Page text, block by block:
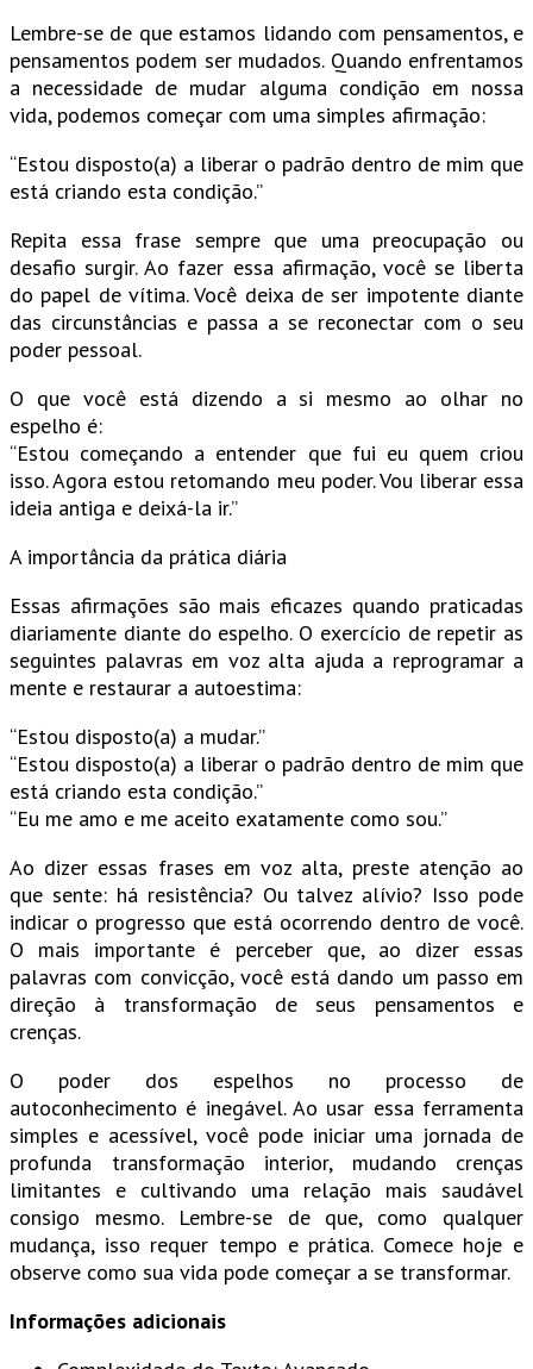
Lembre-se de que estamos lidando com pensamentos, e
pensamentos podem ser mudados. Quando enfrentamos
a necessidade de mudar alguma condição em nossa
vida, podemos começar com uma simples afirmação:
“Estou disposto(a) a liberar o padrão dentro de mim que
está criando esta condição.”
Repita essa frase sempre que uma preocupação ou
desafio surgir. Ao fazer essa afirmação, você se liberta
do papel de vítima. Você deixa de ser impotente diante
das circunstâncias e passa a se reconectar com o seu
poder pessoal.
O que você está dizendo a si mesmo ao olhar no
espelho é:
“Estou começando a entender que fui eu quem criou
isso. Agora estou retomando meu poder. Vou liberar essa
ideia antiga e deixá-la ir.”
A importância da prática diária
Essas afirmações são mais eficazes quando praticadas
diariamente diante do espelho. O exercício de repetir as
seguintes palavras em voz alta ajuda a reprogramar a
mente e restaurar a autoestima:
“Estou disposto(a) a mudar.”
“Estou disposto(a) a liberar o padrão dentro de mim que
está criando esta condição.”
“Eu me amo e me aceito exatamente como sou.”
Ao dizer essas frases em voz alta, preste atenção ao
que sente: há resistência? Ou talvez alívio? Isso pode
indicar o progresso que está ocorrendo dentro de você.
O mais importante é perceber que, ao dizer essas
palavras com convicção, você está dando um passo em
direção à transformação de seus pensamentos e
crenças.
O poder dos espelhos no processo de
autoconhecimento é inegável. Ao usar essa ferramenta
simples e acessível, você pode iniciar uma jornada de
profunda transformação interior, mudando crenças
limitantes e cultivando uma relação mais saudável
consigo mesmo. Lembre-se de que, como qualquer
mudança, isso requer tempo e prática. Comece hoje e
observe como sua vida pode começar a se transformar.
Informações adicionais